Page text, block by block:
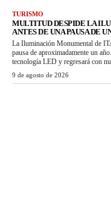
TURISMO
MULTITUD DESPIDE LA
ANTES DE UNA PAUSA DE
La Iluminación Monumental de
pausa de aproximadamente un
tecnología LED y regresará con
9 de agosto de 2026